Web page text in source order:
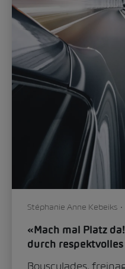
Stéphanie Anne Kebeiks
«Mach mal Platz
durch
Bousculades,